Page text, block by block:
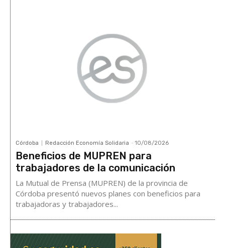
Córdoba Redacción Economía Solidaria - 10/08/2026
Beneficios de MUPREN para
trabajadores de la comunicación
La Mutual de Prensa (MUPREN) de la provincia de
Córdoba presentó nuevos planes con beneficios para
trabajadoras y trabajadores...